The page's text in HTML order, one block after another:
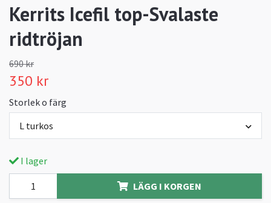
Kerrits Icefil top-Svalaste
ridtröjan
690 kr
350 kr
Storlek o färg
L turkos
I lager
LÄGG I KORGEN